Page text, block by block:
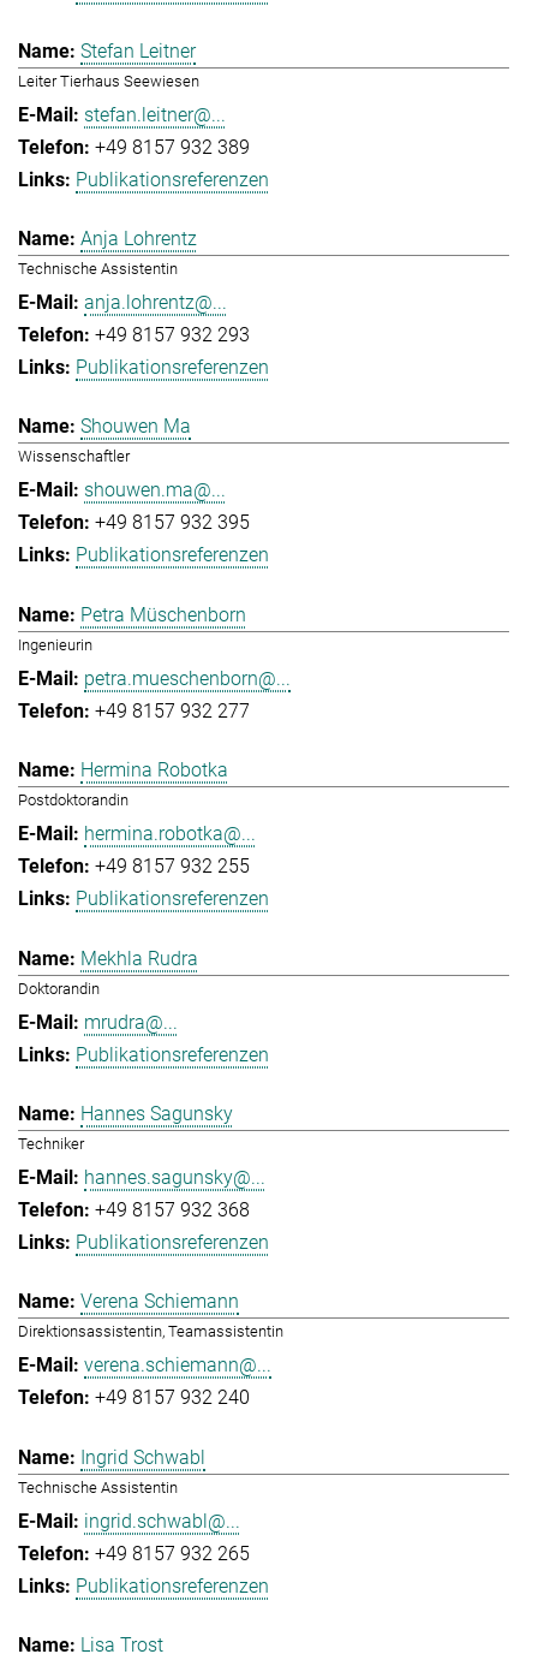
Stefan Leitner
Leiter Tierhaus Seewiesen
stefan.leitner@...
+49 8157 932 389
Publikationsreferenzen
Anja Lohrentz
Technische Assistentin
anja.lohrentz@...
+49 8157 932 293
Publikationsreferenzen
Shouwen Ma
Wissenschaftler
shouwen.ma@...
+49 8157 932 395
Publikationsreferenzen
Petra Müschenborn
Ingenieurin
petra.mueschenborn@...
+49 8157 932 277
Hermina Robotka
Postdoktorandin
hermina.robotka@...
+49 8157 932 255
Publikationsreferenzen
Mekhla Rudra
Doktorandin
mrudra@...
Publikationsreferenzen
Hannes Sagunsky
Techniker
hannes.sagunsky@...
+49 8157 932 368
Publikationsreferenzen
Verena Schiemann
Direktionsassistentin, Teamassistentin
verena.schiemann@...
+49 8157 932 240
Ingrid Schwabl
Technische Assistentin
ingrid.schwabl@...
+49 8157 932 265
Publikationsreferenzen
Lisa Trost